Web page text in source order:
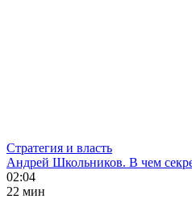
Стратегия и власть
Андрей Школьников. В чем
02:04
22 мин